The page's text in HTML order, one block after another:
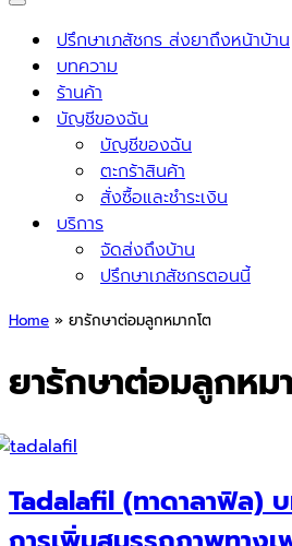
Navigation
Menu ปรึกษาเภสัชกร ส่งยาถึงหน้าบ้าน
บทความ
ร้านค้า
บัญชีของฉัน
บัญชีของฉัน
ตะกร้าสินค้า
สั่งซื้อและชำระเงิน
บริการ
จัดส่งถึงบ้าน
ปรึกษาเภสัชกรตอนนี้
Home » ยารักษาต่อมลูกหมากโต
ยารักษาต่อมลูกหม
Tadalafil (ทาดาลาฟิล)